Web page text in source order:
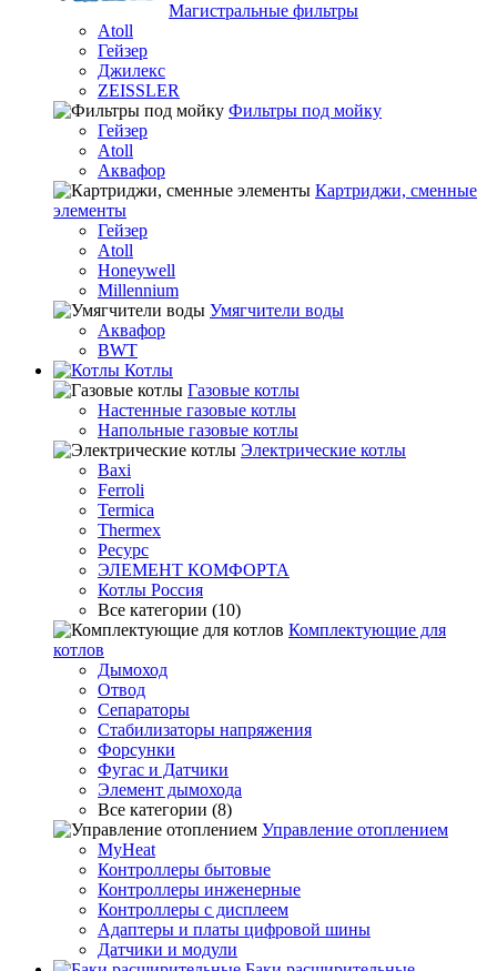
Магистральные фильтры
Atoll
Гейзер
Джилекс
ZEISSLER
Фильтры под мойку
Гейзер
Atoll
Аквафор
Картриджи, сменные
элементы
Гейзер
Atoll
Honeywell
Millennium
Умягчители воды
Аквафор
BWT
Котлы
Гaзовые котлы
Настенные газовые котлы
Напольные газовые котлы
Электрические котлы
Baxi
Ferroli
Termica
Thermex
Ресурс
ЭЛЕМЕНТ КОМФОРТА
Котлы Россия
Все категории (10)
Комплектующие для
котлов
Дымоход
Отвод
Сепараторы
Стабилизаторы напряжения
Форсунки
Фугас и Датчики
Элемент дымохода
Все категории (8)
Управление отоплением
MyHeat
Контроллеры бытовые
Контроллеры инженерные
Контроллеры с дисплеем
Адаптеры и платы цифровой шины
Датчики и модули